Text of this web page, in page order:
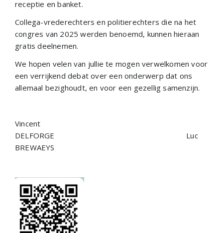
receptie en banket.
Collega-vrederechters en politierechters die na het
congres van 2025 werden benoemd, kunnen hieraan
gratis deelnemen.
We hopen velen van jullie te mogen verwelkomen voor
een verrijkend debat over een onderwerp dat ons
allemaal bezighoudt, en voor een gezellig samenzijn.
Vincent
DELFORGE Luc
BREWAEYS